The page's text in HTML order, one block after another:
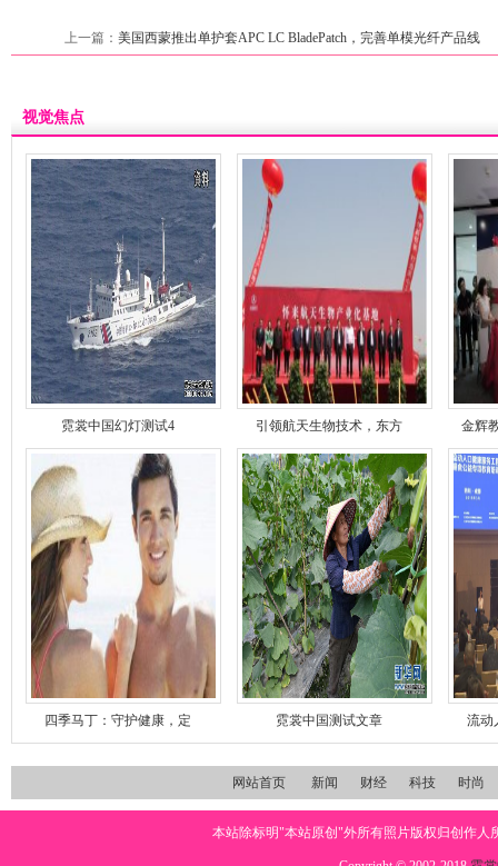
上一篇： 美国西蒙推出单护套APC LC BladePatch，完善单模光纤产品线
视觉焦点
霓裳中国幻灯测试4 引领航天生物技术，东方 金辉
四季马丁：守护健康，定 霓裳中国测试文章 流动
网站首页 新闻 财经 科技 时尚
本站除标明"本站原创"外所有照片版权归创作